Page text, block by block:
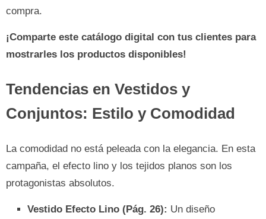
compra.
¡Comparte este catálogo digital con tus clientes para
mostrarles los productos disponibles!
Tendencias en Vestidos y
Conjuntos: Estilo y Comodidad
La comodidad no está peleada con la elegancia. En esta
campaña, el efecto lino y los tejidos planos son los
protagonistas absolutos.
Vestido Efecto Lino (Pág. 26): Un diseño